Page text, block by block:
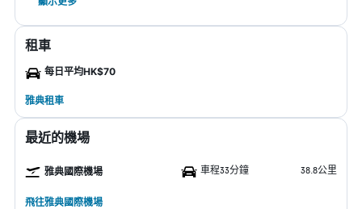
租車
每日平均HK$70
雅典租車
最近的機場
雅典國際機場 車程33分鐘 38.8公里
飛往雅典國際機場